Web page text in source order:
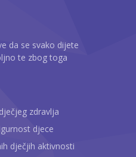
da se svako dijete
te zbog toga
zdravlja
djece
dječjih aktivnosti